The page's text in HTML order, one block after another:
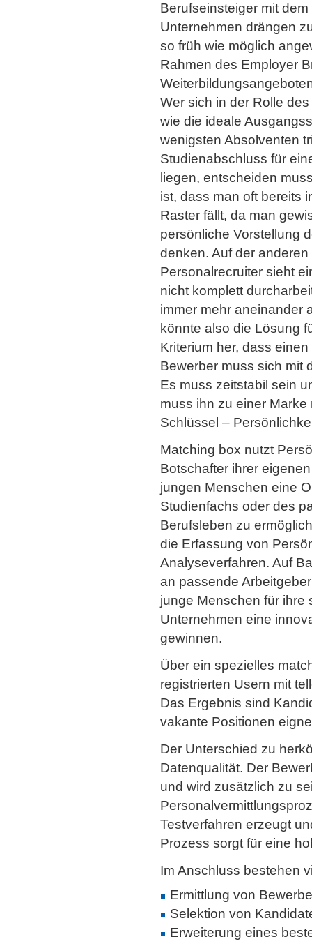
Berufseinsteiger mit
Unternehmen drängen
so früh wie möglich
Rahmen des Employer
Wer sich in der Rolle
wie die ideale
wenigsten Absolventen
Studienabschluss für
liegen, entscheiden
ist, dass man oft bereits
Raster fällt, da man
persönliche Vorstellung
denken. Auf der
Personalrecruiter sieht
nicht komplett
immer mehr aneinander
könnte also die Lösung
Kriterium her, dass
Bewerber muss sich mit
Es muss zeitstabil sein
muss ihn zu einer
Schlüssel –
Matching box nutzt
Botschafter ihrer
jungen Menschen eine
Studienfachs oder des
Berufsleben zu
die Erfassung von
Analyseverfahren. Auf
an passende
junge Menschen für ihre
Unternehmen eine
gewinnen.
Über ein spezielles
registrierten Usern mit
Das Ergebnis sind
vakante Positionen
Der Unterschied zu
Datenqualität. Der
und wird zusätzlich zu
Testverfahren erzeugt
Prozess sorgt für eine
Im Anschluss bestehen
Ermittlung von
Selektion von
Erweiterung eines